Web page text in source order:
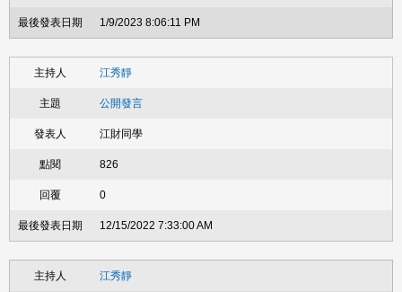
1/9/2023 8:06:11 PM
江秀靜
公開發言
江財同學
826
0
12/15/2022 7:33:00 AM
江秀靜